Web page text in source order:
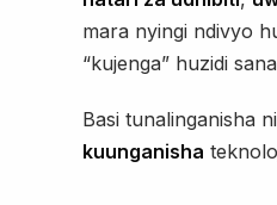
mara nyingi ndivyo
“kujenga” huzidi
Basi tunalinganisha
kuunganisha